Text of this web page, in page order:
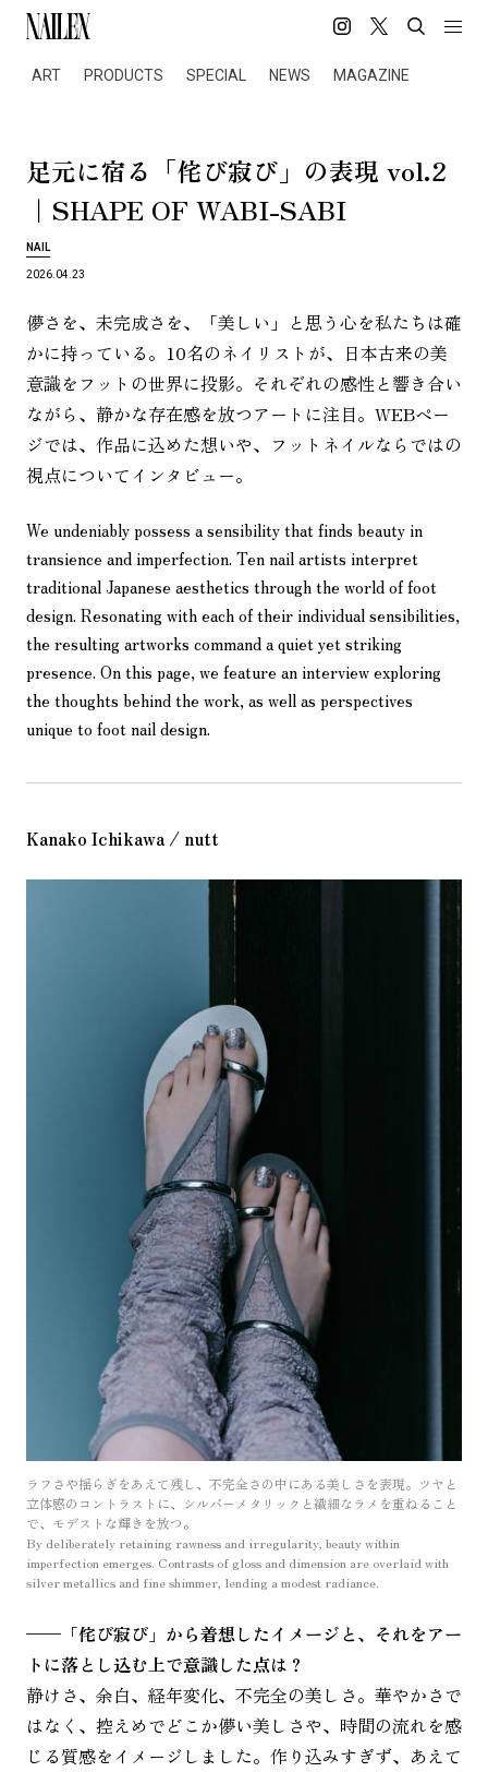
ART PRODUCTS SPECIAL NEWS MAGAZINE
足元に宿る 「侘び寂び 」 の表現 vol.2
｜SHAPE OF WABI-SABI
NAIL
2026.04.23
儚さを、未完成さを、「美しい」と思う心を私たちは確
かに持っている。10名のネイリストが、日本古来の美
意識をフットの世界に投影。それぞれの感性と響き合い
ながら、静かな存在感を放つアートに注目。WEBペー
ジでは、作品に込めた想いや、フットネイルならではの
視点についてインタビュー。
We undeniably possess a sensibility that finds beauty in
transience and imperfection. Ten nail artists interpret
traditional Japanese aesthetics through the world of foot
design. Resonating with each of their individual sensibilities,
the resulting artworks command a quiet yet striking
presence. On this page, we feature an interview exploring
the thoughts behind the work, as well as perspectives
unique to foot nail design.
Kanako Ichikawa / nutt
ラフさや揺らぎをあえて残し、不完全さの中にある美しさを表現。ツヤと
立体感のコントラストに、シルバーメタリックと繊細なラメを重ねること
で、モデストな輝きを放つ。
By deliberately retaining rawness and irregularity, beauty within
imperfection emerges. Contrasts of gloss and dimension are overlaid with
silver metallics and fine shimmer, lending a modest radiance.
——「侘び寂び」から着想したイメージと、それをアー
トに落とし込む上で意識した点は？
静けさ、余白、経年変化、不完全の美しさ。華やかさで
はなく、控えめでどこか儚い美しさや、時間の流れを感
じる質感をイメージしました。作り込みすぎず、あえて